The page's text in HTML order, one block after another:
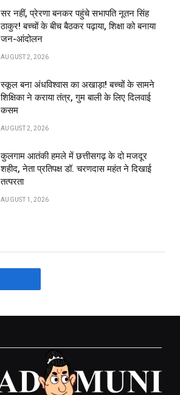
सर नहीं, प्रेरणा बनकर पहुंचे सभापति नूतन सिंह
ठाकुर! बच्चों के बीच बैठकर पढ़ाया, शिक्षा को बनाया
जन-आंदोलन
AUGUST 2, 2026
स्कूल बना अंधविश्वास का अखाड़ा! बच्चों के सामने
शिक्षिका ने कराया तंत्र, गुम बाली के लिए दिलवाई
कसम
AUGUST 2, 2026
कुलगाम आतंकी हमले में छत्तीसगढ़ के दो मजदूर
शहीद, नेता प्रतिपक्ष डॉ. चरणदास महंत ने दिखाई
तत्परता
AUGUST 1, 2026